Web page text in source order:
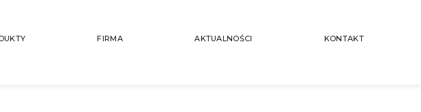
FIRMA AKTUALNOŚCI KONTAKT